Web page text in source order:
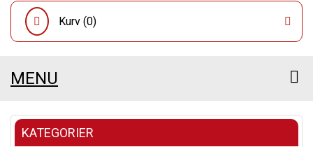
Kurv (0)
MENU
KATEGORIER